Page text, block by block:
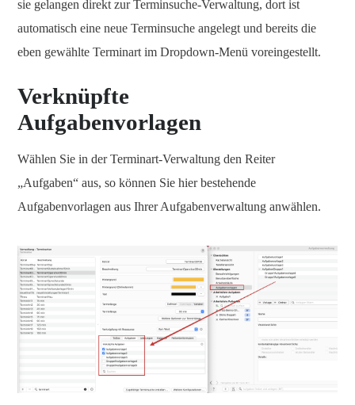
sie gelangen direkt zur Terminsuche-Verwaltung, dort ist
automatisch eine neue Terminsuche angelegt und bereits die
eben gewählte Terminart im Dropdown-Menü voreingestellt.
Verknüpfte
Aufgabenvorlagen
Wählen Sie in der Terminart-Verwaltung den Reiter
„Aufgaben“ aus, so können Sie hier bestehende
Aufgabenvorlagen aus Ihrer Aufgabenverwaltung anwählen.